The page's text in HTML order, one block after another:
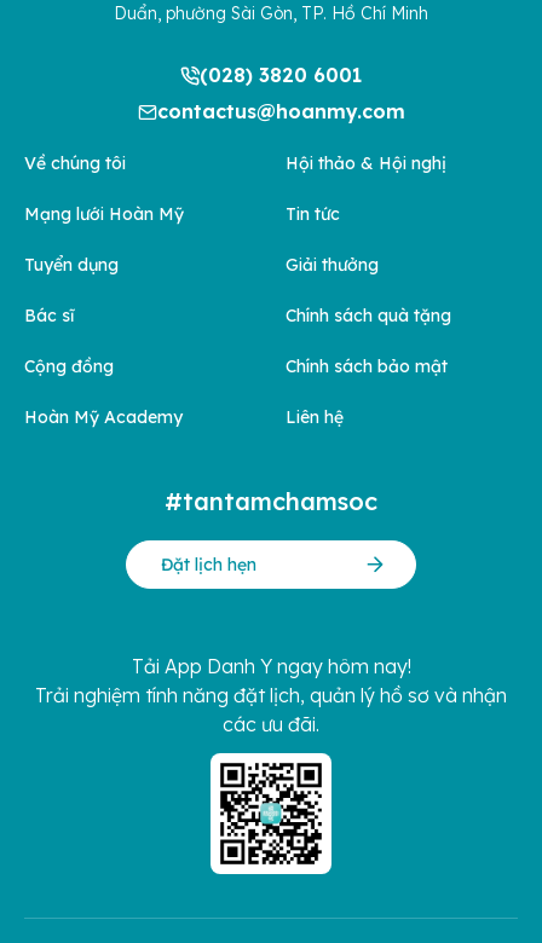
Duẩn, phường Sài Gòn, TP. Hồ Chí Minh
(028) 3820 6001
contactus@hoanmy.com
Về chúng tôi
Mạng lưới Hoàn Mỹ
Tuyển dụng
Bác sĩ
Cộng đồng
Hoàn Mỹ Academy
Hội thảo & Hội nghị
Tin tức
Giải thưởng
Chính sách quà tặng
Chính sách bảo mật
Liên hệ
#tantamchamsoc
Đặt lịch hẹn
Tải App Danh Y ngay hôm nay!
Trải nghiệm tính năng đặt lịch, quản lý hồ sơ và nhận
các ưu đãi.